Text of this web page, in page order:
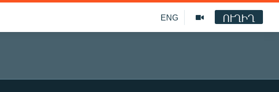
ENG ՈՒՂԻՂ